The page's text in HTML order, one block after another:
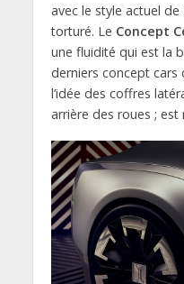
avec le style actuel de
torturé. Le Concept
une fluidité qui est la
derniers concept cars
l’idée des coffres
arrière des roues ; est